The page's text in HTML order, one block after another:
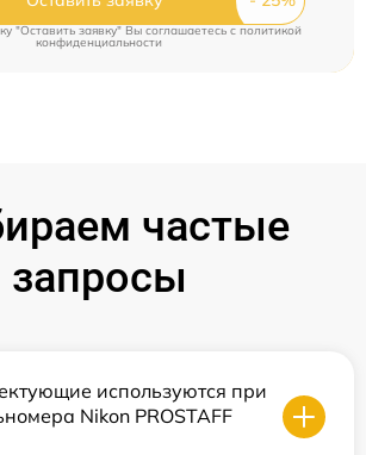
"Оставить заявку" Вы соглашаетесь c политикой
конфиденциальности
частые
запросы
используются при
Nikon PROSTAFF